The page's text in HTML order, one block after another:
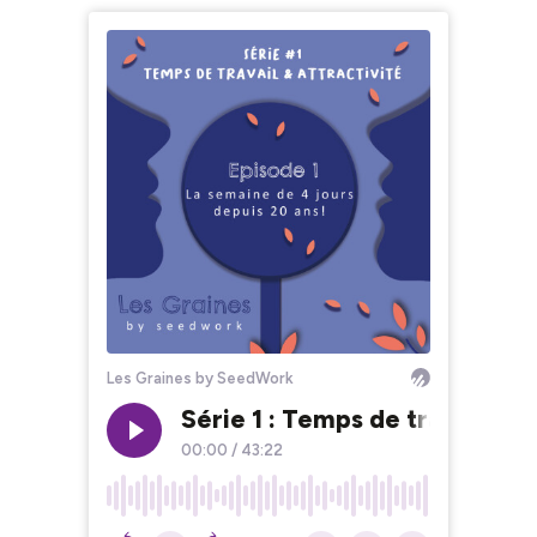
Les Graines by SeedWork
Série 1 : Temps de travail &
00:00 / 43:22